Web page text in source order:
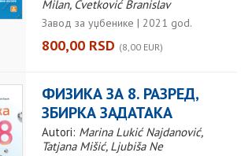
Milan, Cvetković Branislav
Завод за уџбенике | 2021 god.
800,00 RSD (8,00 EUR)
ФИЗИКА ЗА 8. РАЗРЕД,
ЗБИРКА ЗАДАТАКА
Autori: Marina Lukić Najdanović,
Tatjana Mišić, Ljubiša Ne